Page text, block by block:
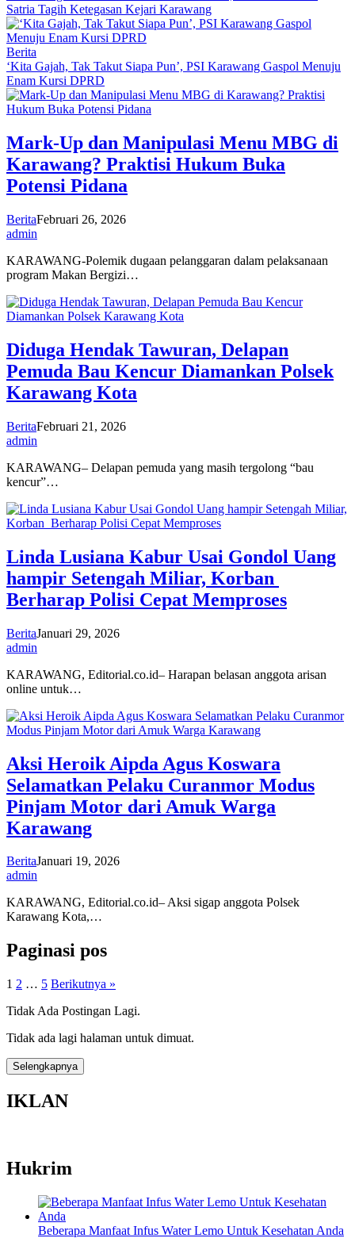
Satria Tagih Ketegasan Kejari Karawang
Berita
‘Kita Gajah, Tak Takut Siapa Pun’, PSI Karawang Gaspol Menuju
Enam Kursi DPRD
Mark-Up dan Manipulasi Menu MBG di
Karawang? Praktisi Hukum Buka
Potensi Pidana
BeritaFebruari 26, 2026
admin
KARAWANG-Polemik dugaan pelanggaran dalam pelaksanaan
program Makan Bergizi…
Diduga Hendak Tawuran, Delapan
Pemuda Bau Kencur Diamankan Polsek
Karawang Kota
BeritaFebruari 21, 2026
admin
KARAWANG– Delapan pemuda yang masih tergolong “bau
kencur”…
Linda Lusiana Kabur Usai Gondol Uang
hampir Setengah Miliar, Korban
Berharap Polisi Cepat Memproses
BeritaJanuari 29, 2026
admin
KARAWANG, Editorial.co.id– Harapan belasan anggota arisan
online untuk…
Aksi Heroik Aipda Agus Koswara
Selamatkan Pelaku Curanmor Modus
Pinjam Motor dari Amuk Warga
Karawang
BeritaJanuari 19, 2026
admin
KARAWANG, Editorial.co.id– Aksi sigap anggota Polsek
Karawang Kota,…
Paginasi pos
1 2 … 5 Berikutnya »
Tidak Ada Postingan Lagi.
Tidak ada lagi halaman untuk dimuat.
Selengkapnya
IKLAN
Hukrim
Beberapa Manfaat Infus Water Lemo Untuk Kesehatan Anda